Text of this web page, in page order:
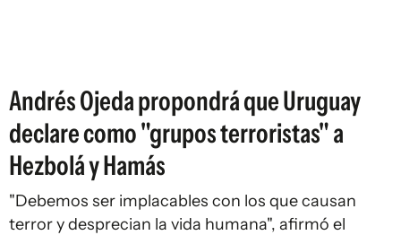
Andrés Ojeda propondrá que Uruguay
declare como "grupos terroristas" a
Hezbolá y Hamás
"Debemos ser implacables con los que causan
terror y desprecian la vida humana", afirmó el